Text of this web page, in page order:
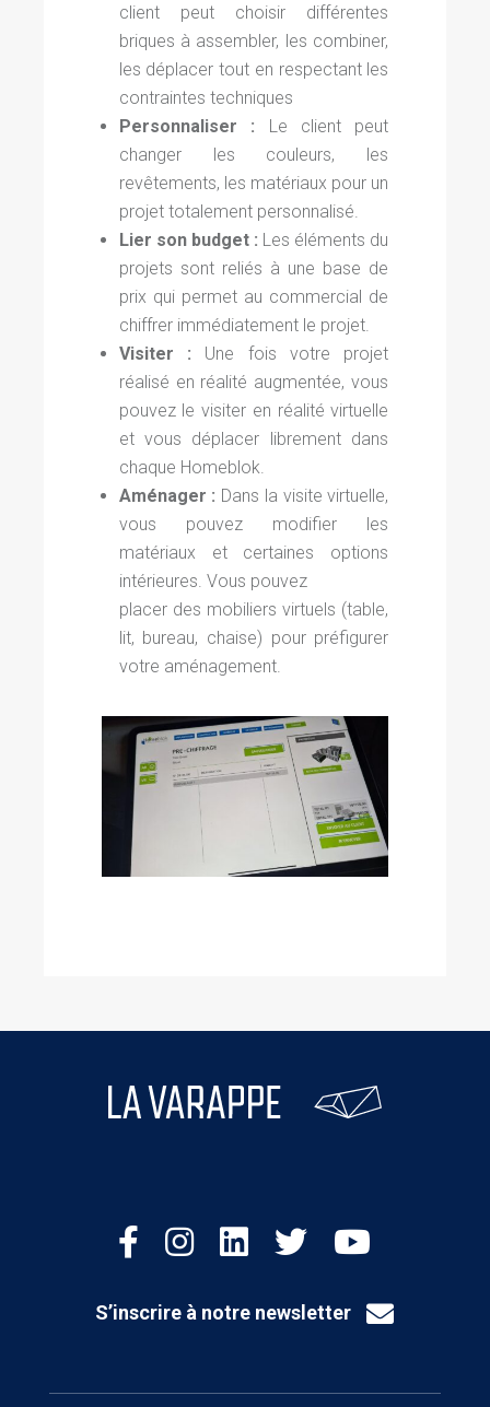
client peut choisir différentes
briques à assembler, les combiner,
les déplacer tout en respectant les
contraintes techniques
Personnaliser : Le client peut
changer les couleurs, les
revêtements, les matériaux pour un
projet totalement personnalisé.
Lier son budget : Les éléments du
projets sont reliés à une base de
prix qui permet au commercial de
chiffrer immédiatement le projet.
Visiter : Une fois votre projet
réalisé en réalité augmentée, vous
pouvez le visiter en réalité virtuelle
et vous déplacer librement dans
chaque Homeblok.
Aménager : Dans la visite virtuelle,
vous pouvez modifier les
matériaux et certaines options
intérieures. Vous pouvez
placer des mobiliers virtuels (table,
lit, bureau, chaise) pour préfigurer
votre aménagement.
S’inscrire à notre newsletter